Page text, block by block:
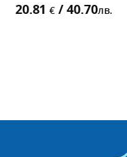
20.81 € / 40.70лв.